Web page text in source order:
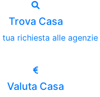
Trova Casa
tua richiesta alle agenzie
Valuta Casa